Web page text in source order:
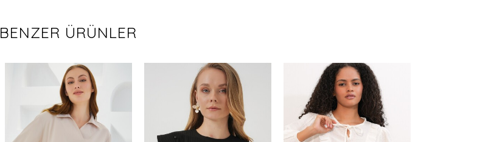
BENZER ÜRÜNLER